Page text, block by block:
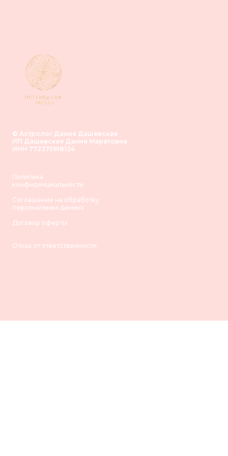
© Астролог Дания Дашевская
ИП Дашевская Дания Маратовна
ИНН 772375918124
Политика
конфиденциальности
Соглашение на обработку
персональных данных
Договор оферты
Отказ от ответственности